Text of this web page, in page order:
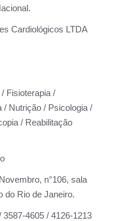
Cardiológicos LTDA
Fisioterapia /
/ Nutrição / Psicologia /
/ Reabilitação
n°106, sala
do Rio de Janeiro.
3587-4605 / 4126-1213